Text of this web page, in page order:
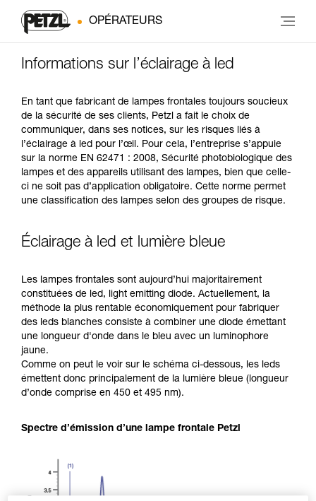
OPÉRATEURS
Informations sur l’éclairage à led
En tant que fabricant de lampes frontales toujours soucieux
de la sécurité de ses clients, Petzl a fait le choix de
communiquer, dans ses notices, sur les risques liés à
l’éclairage à led pour l’œil. Pour cela, l’entreprise s’appuie
sur la norme EN 62471 : 2008, Sécurité photobiologique des
lampes et des appareils utilisant des lampes, bien que celle-
ci ne soit pas d’application obligatoire. Cette norme permet
une classification des lampes selon des groupes de risque.
Éclairage à led et lumière bleue
Les lampes frontales sont aujourd’hui majoritairement
constituées de led, light emitting diode. Actuellement, la
méthode la plus rentable économiquement pour fabriquer
des leds blanches consiste à combiner une diode émettant
une longueur d'onde dans le bleu avec un luminophore
jaune.
Comme on peut le voir sur le schéma ci-dessous, les leds
émettent donc principalement de la lumière bleue (longueur
d’onde comprise en 450 et 495 nm).
Spectre d’émission d’une lampe frontale Petzl